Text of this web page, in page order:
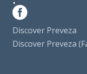
Discover Preveza
Discover Preveza